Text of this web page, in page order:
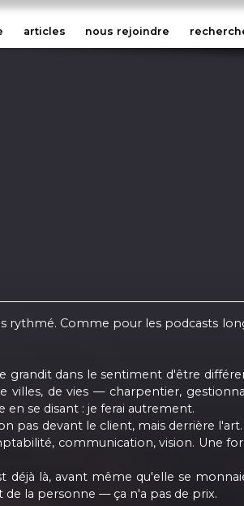
articles nous rejoindre
rythmé. Comme pour les podcasts
grandit dans le sentiment d'être
de vies — charpentier,
se disant : je ferai autrement.
pas devant le client, mais derrière
communication, vision. Une
là, avant même qu'elle se
de la personne — ça n'a pas de prix.